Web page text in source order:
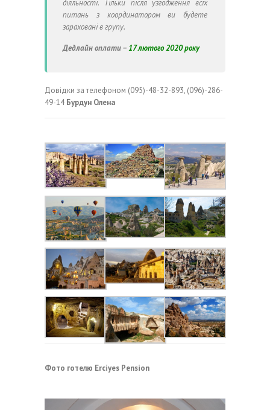
діяльності. Тільки після узгодження всіх
питань з координатором ви будете
зараховані в групу.
Дедлайн оплати –17 лютого 2020 року
Довідки за телефоном (095)-48-32-893, (096)-286-
49-14Бурдун Олена
Фото готелю Erciyes Pension